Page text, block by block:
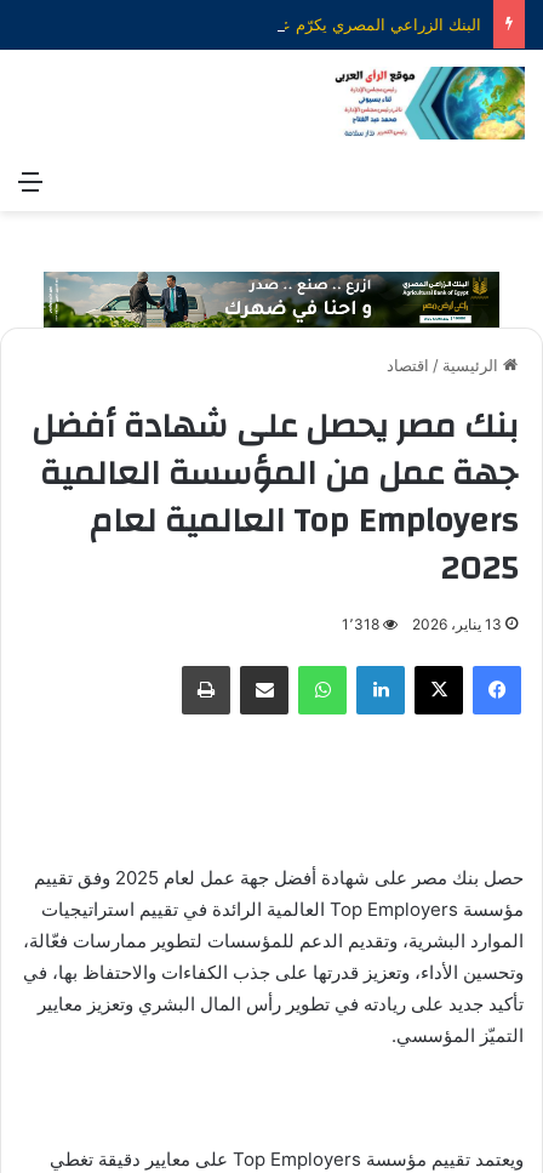
الرئيسية / اقتصاد
بنك مصر يحصل على شهادة أفضل
جهة عمل من المؤسسة العالمية
Top Employers العالمية لعام
2025
13 يناير، 2026 1٬318
فيسبوك X لينكدإن واتساب مشاركة عبر البريد طباعة
حصل بنك مصر على شهادة أفضل جهة عمل لعام 2025 وفق تقييم
مؤسسة Top Employers العالمية الرائدة في تقييم استراتيجيات
الموارد البشرية، وتقديم الدعم للمؤسسات لتطوير ممارسات فعّالة،
وتحسين الأداء، وتعزيز قدرتها على جذب الكفاءات والاحتفاظ بها، في
تأكيد جديد على ريادته في تطوير رأس المال البشري وتعزيز معايير
التميّز المؤسسي.
ويعتمد تقييم مؤسسة Top Employers على معايير دقيقة تغطي